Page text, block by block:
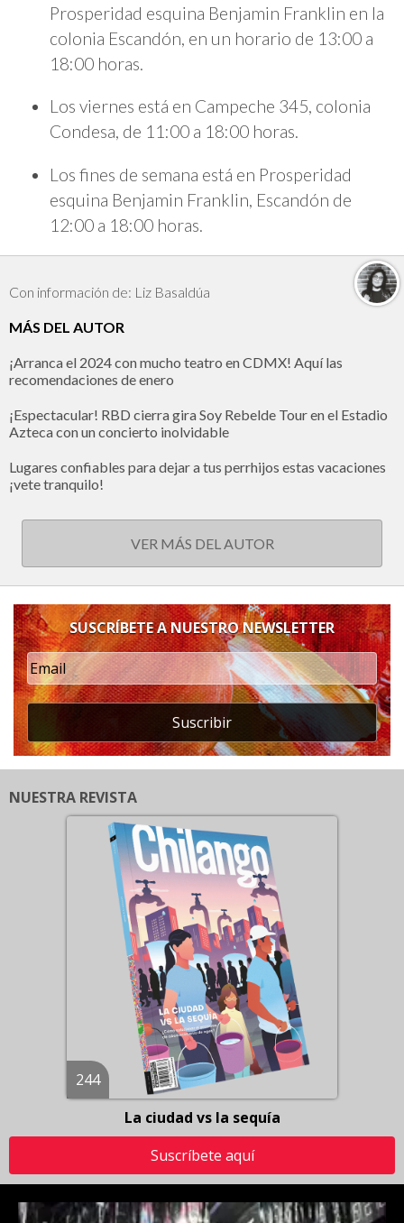
Prosperidad esquina Benjamin Franklin en la
colonia Escandón, en un horario de 13:00 a
18:00 horas.
Los viernes está en Campeche 345, colonia
Condesa, de 11:00 a 18:00 horas.
Los fines de semana está en Prosperidad
esquina Benjamin Franklin, Escandón de
12:00 a 18:00 horas.
Con información de: Liz Basaldúa
MÁS DEL AUTOR
¡Arranca el 2024 con mucho teatro en CDMX! Aquí las
recomendaciones de enero
¡Espectacular! RBD cierra gira Soy Rebelde Tour en el Estadio
Azteca con un concierto inolvidable
Lugares confiables para dejar a tus perrhijos estas vacaciones
¡vete tranquilo!
VER MÁS DEL AUTOR
SUSCRÍBETE A NUESTRO NEWSLETTER
Suscribir
NUESTRA REVISTA
244
La ciudad vs la sequía
Suscríbete aquí